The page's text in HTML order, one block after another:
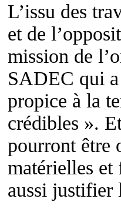
L’issu des
et de
mission de
SADEC qui a
propice à la
crédibles ».
pourront être
matérielles et
aussi justifier